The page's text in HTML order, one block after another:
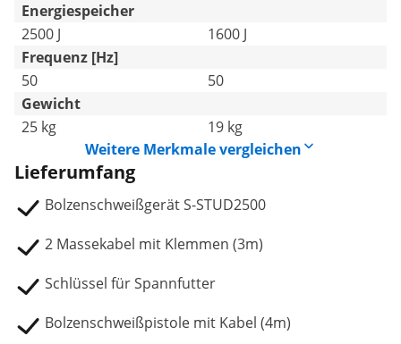
Energiespeicher
2500 J
1600 J
Frequenz [Hz]
50
50
Gewicht
25 kg
19 kg
Weitere Merkmale vergleichen
Lieferumfang
Bolzenschweißgerät S-STUD2500
2 Massekabel mit Klemmen (3m)
Schlüssel für Spannfutter
Bolzenschweißpistole mit Kabel (4m)